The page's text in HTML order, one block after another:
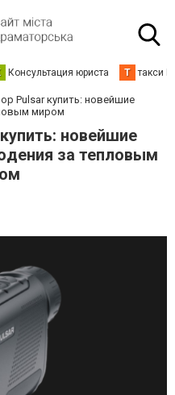
Консультация юриста Т такси
Pulsar купить: новейшие
миром
новейшие
за тепловым